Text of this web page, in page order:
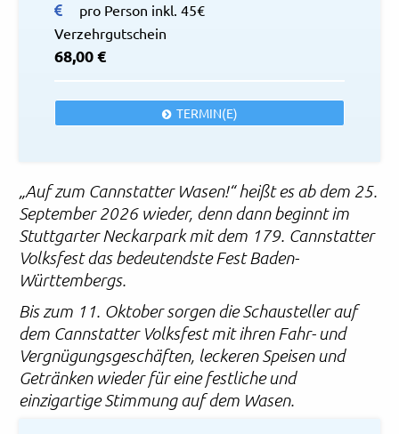
pro Person inkl. 45€
Verzehrgutschein
68,00 €
TERMIN(E)
„Auf zum Cannstatter Wasen!“ heißt es ab dem 25.
September 2026 wieder, denn dann beginnt im
Stuttgarter Neckarpark mit dem 179. Cannstatter
Volksfest das bedeutendste Fest Baden-
Württembergs.
Bis zum 11. Oktober sorgen die Schausteller auf
dem Cannstatter Volksfest mit ihren Fahr- und
Vergnügungsgeschäften, leckeren Speisen und
Getränken wieder für eine festliche und
einzigartige Stimmung auf dem Wasen.